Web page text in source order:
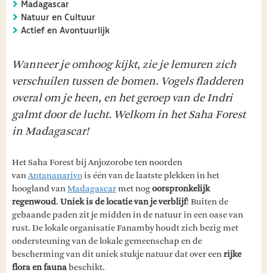
Madagascar
Natuur en Cultuur
Actief en Avontuurlijk
Wanneer je omhoog kijkt, zie je lemuren zich
verschuilen tussen de bomen. Vogels fladderen
overal om je heen, en het geroep van de Indri
galmt door de lucht. Welkom in het Saha Forest
in Madagascar!
Het Saha Forest bij Anjozorobe ten noorden
vanAntananarivois één van de laatste plekken in het
hoogland vanMadagascarmet nogoorspronkelijk
regenwoud. Uniek is de locatie van je verblijf! Buiten de
gebaande paden zit je midden in de natuur in een oase van
rust. De lokale organisatie Fanamby houdt zich bezig met
ondersteuning van de lokale gemeenschap en de
bescherming van dit uniek stukje natuur dat over eenrijke
flora en faunabeschikt.